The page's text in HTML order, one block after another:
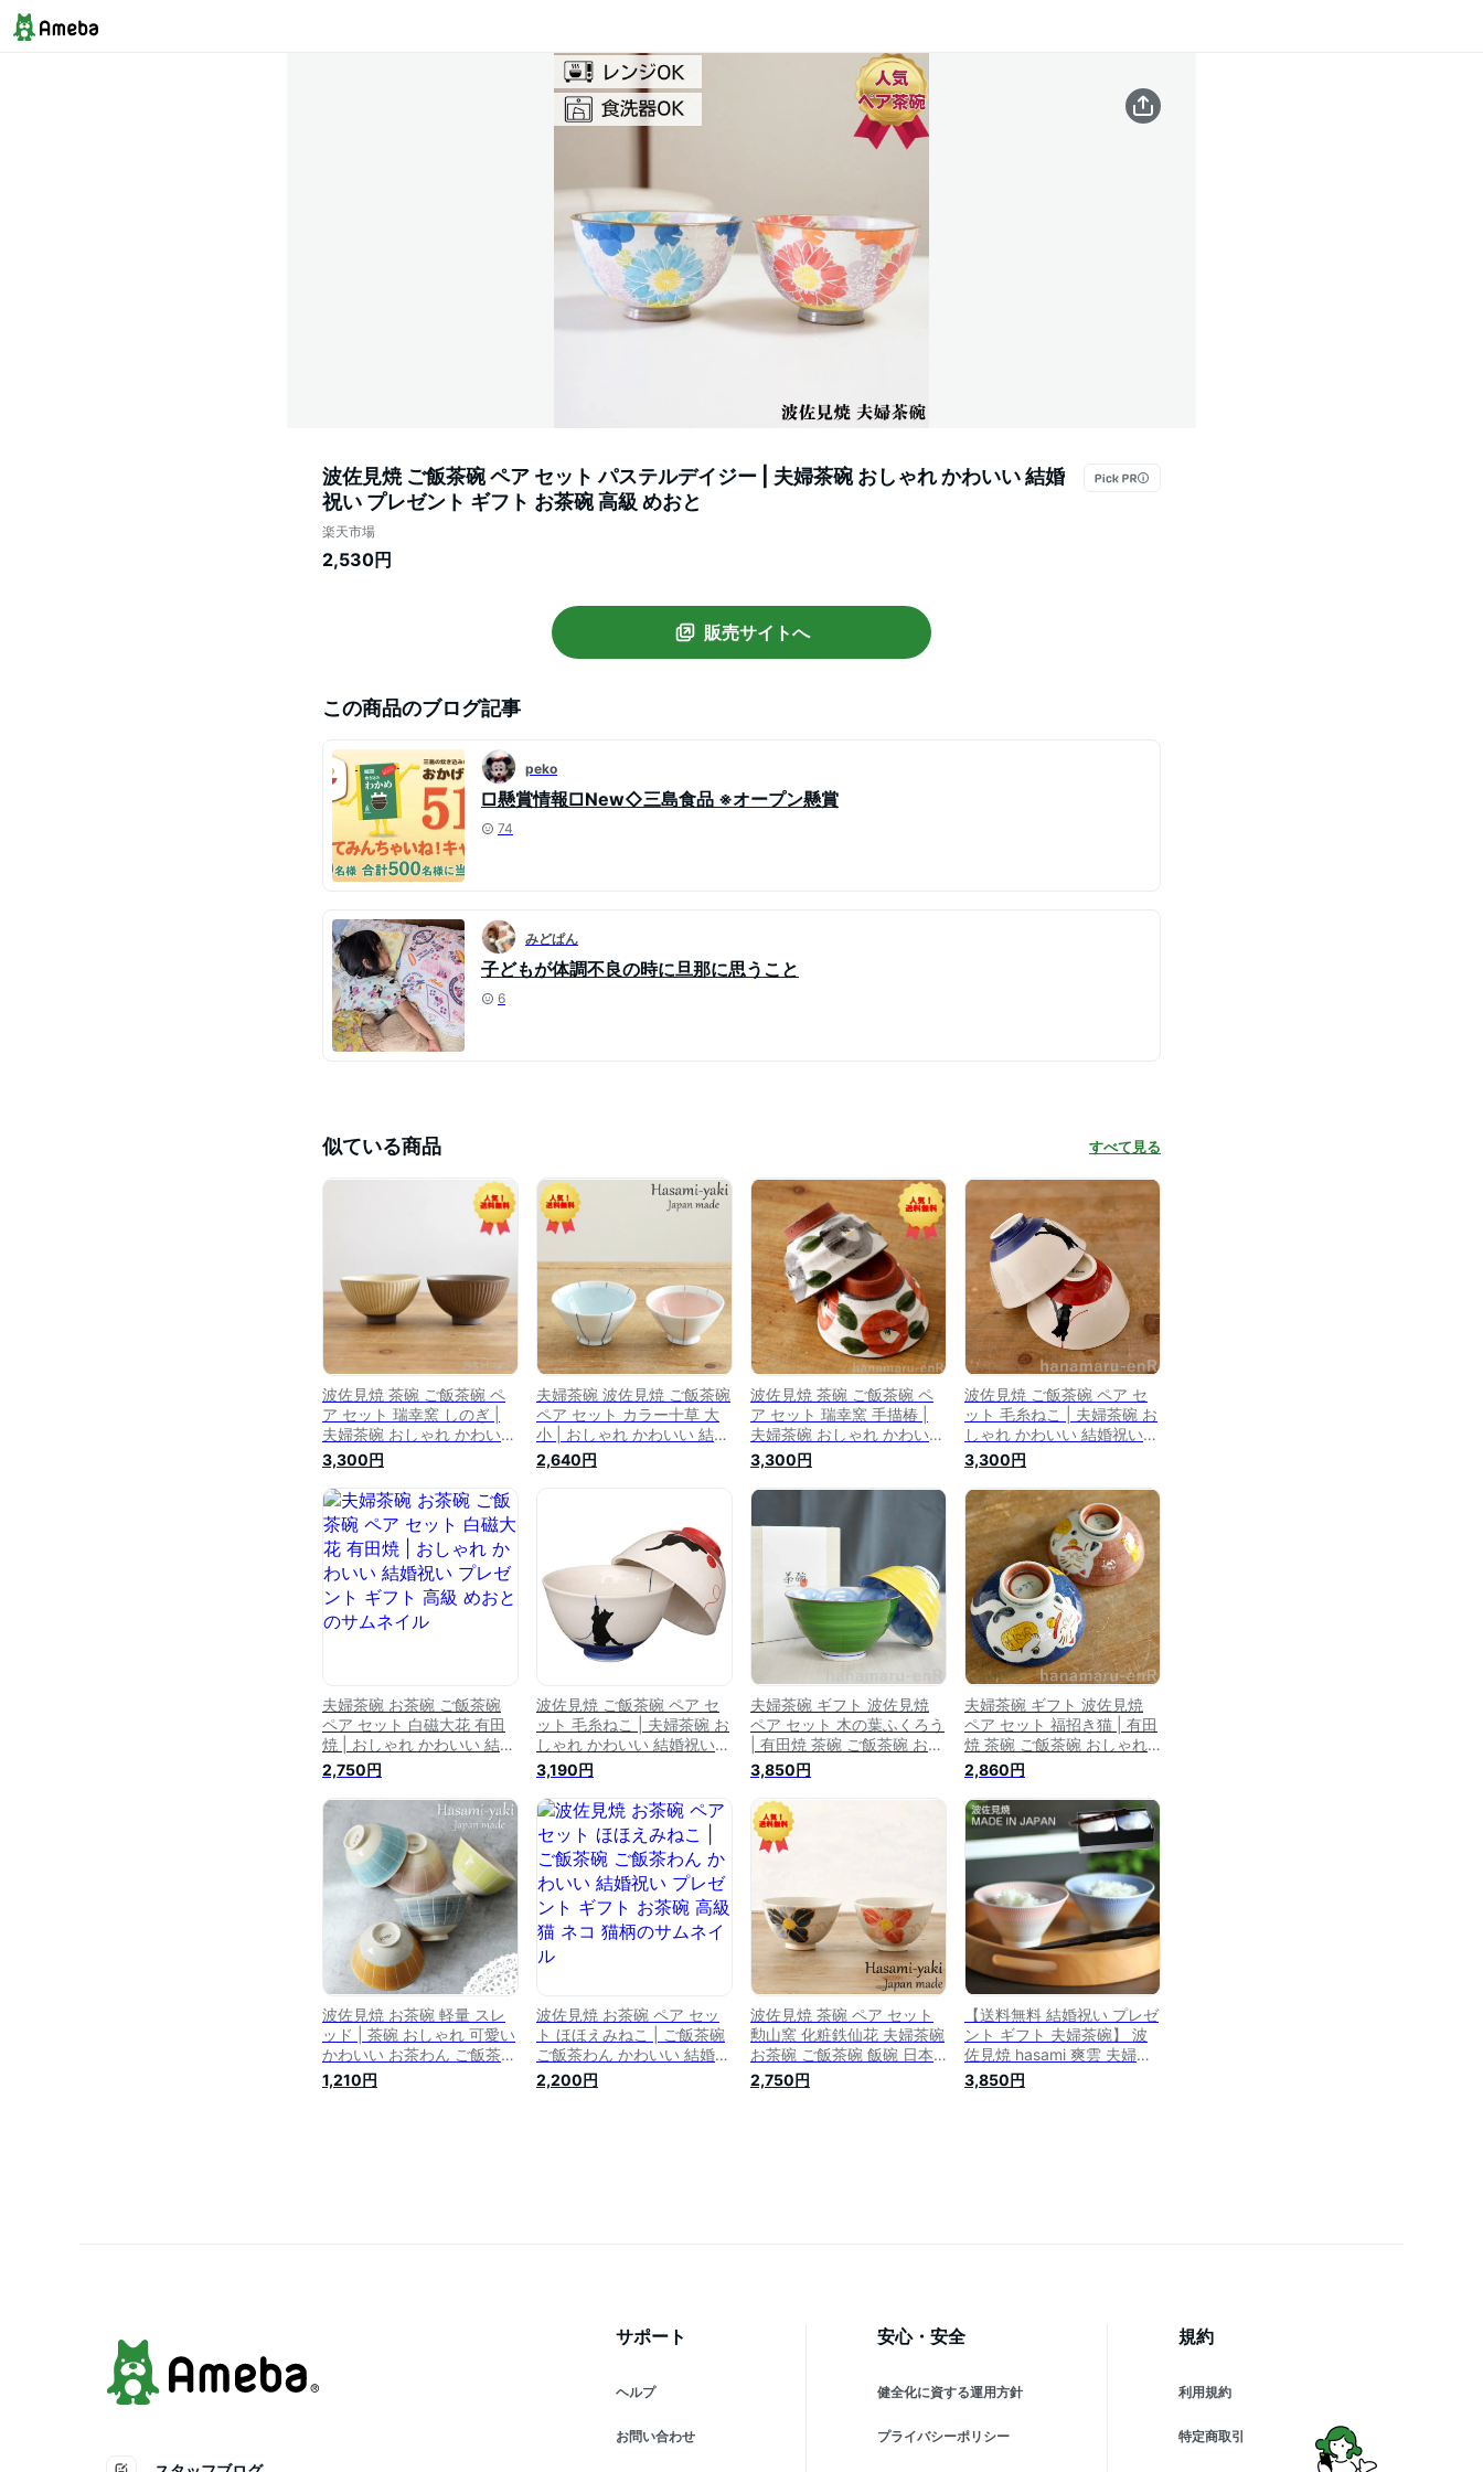
波佐見焼 ご飯茶碗 ペア セット パステルデイジー | 夫婦茶碗 おしゃれ かわいい 結婚
祝い プレゼント ギフト お茶碗 高級 めおと
楽天市場
2,530円
販売サイトへ
この商品のブログ記事
peko
□懸賞情報□New◇三島食品 ※オープン懸賞
74
みどぱん
子どもが体調不良の時に旦那に思うこと
6
似ている商品 すべて見る
波佐見焼 茶碗 ご飯茶碗 ペ
ア セット 瑞幸窯 しのぎ |
夫婦茶碗 おしゃれ かわいい
結婚祝い プレゼント ギフト
お茶碗 高級 めおと
3,300円
夫婦茶碗 波佐見焼 ご飯茶碗
ペア セット カラー十草 大
小 | おしゃれ かわいい 結婚
祝い プレゼント ギフト お
茶碗 高級 めおと
2,640円
波佐見焼 茶碗 ご飯茶碗 ペ
ア セット 瑞幸窯 手描椿 |
夫婦茶碗 おしゃれ かわいい
結婚祝い プレゼント ギフト
お茶碗 高級 めおと
3,300円
波佐見焼 ご飯茶碗 ペア セ
ット 毛糸ねこ | 夫婦茶碗 お
しゃれ かわいい 結婚祝い
プレゼント ギフト お茶碗
高級 猫 ネコ めおと 猫柄
3,300円
夫婦茶碗 お茶碗 ご飯茶碗
ペア セット 白磁大花 有田
焼 | おしゃれ かわいい 結婚
祝い プレゼント ギフト 高
級 めおと
2,750円
波佐見焼 ご飯茶碗 ペア セ
ット 毛糸ねこ | 夫婦茶碗 お
しゃれ かわいい 結婚祝い
プレゼント ギフト お茶碗
高級
3,190円
夫婦茶碗 ギフト 波佐見焼
ペア セット 木の葉ふくろう
| 有田焼 茶碗 ご飯茶碗 おし
ゃれ モダン 木箱入り めお
と
3,850円
夫婦茶碗 ギフト 波佐見焼
ペア セット 福招き猫 | 有田
焼 茶碗 ご飯茶碗 おしゃれ
モダン 縁起物 めおと 猫柄
2,860円
波佐見焼 お茶碗 軽量 スレ
ッド | 茶碗 おしゃれ 可愛い
かわいい お茶わん ご飯茶碗
夫婦茶碗 めおと
1,210円
波佐見焼 お茶碗 ペア セッ
ト ほほえみねこ | ご飯茶碗
ご飯茶わん かわいい 結婚祝
い プレゼント ギフト お茶
碗 高級 猫 ネコ 猫柄
2,200円
波佐見焼 茶碗 ペア セット
勲山窯 化粧鉄仙花 夫婦茶碗
お茶碗 ご飯茶碗 飯碗 日本
製 プレゼント 結婚祝い ギ
フト
2,750円
【送料無料 結婚祝い プレゼ
ント ギフト 夫婦茶碗】 波
佐見焼 hasami 爽雲 夫婦茶
碗セット | 茶碗 おしゃれ 茶
わん めおと 還暦 可愛い 結
3,850円
サポート
ヘルプ
お問い合わせ
安心・安全
健全化に資する運用方針
プライバシーポリシー
規約
利用規約
特定商取引